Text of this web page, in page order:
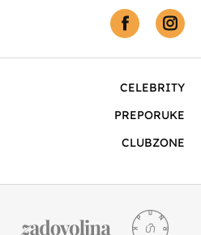
CELEBRITY
PREPORUKE
CLUBZONE